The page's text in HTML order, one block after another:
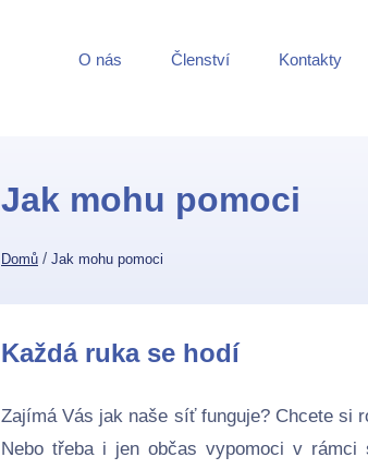
O nás Členství Kontakty
Jak mohu pomoci
Domů / Jak mohu pomoci
Každá ruka se hodí
Zajímá Vás jak naše síť funguje? Chcete si
Nebo třeba i jen občas vypomoci v